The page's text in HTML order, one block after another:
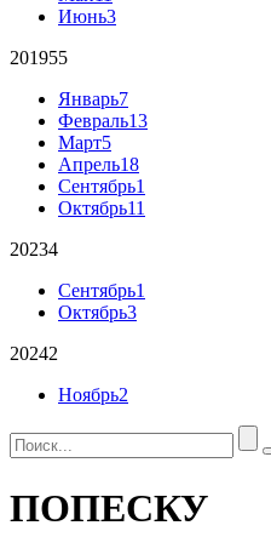
Июнь3
201955
Январь7
Февраль13
Март5
Апрель18
Сентябрь1
Октябрь11
20234
Сентябрь1
Октябрь3
20242
Ноябрь2
ПОПЕСКУ